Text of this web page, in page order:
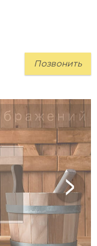
Позвонить